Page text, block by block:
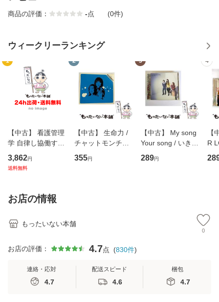
商品の評価： -点 (0件)
ウィークリーランキング
1
【中古】 看護管理
学 自律し協働する
専門職の看護マネ
ジメントスキル 改
恵 藤本幸三 / 南江
堂 [単行
3,862円
送料無料
2
【中古】 生命力 /
チャットモンチー /
キューンレコード
[CD]【メール便送
355円
3
【中古】 My song
Your song / いきも
のがかり / [CD]
【メール便送料無
289円
4
【
R
産
お店の情報
もったいない本舗
0
お店の評価： 4.7点 (830件)
連絡・応対
4.7
配送スピード
4.6
梱包
4.7